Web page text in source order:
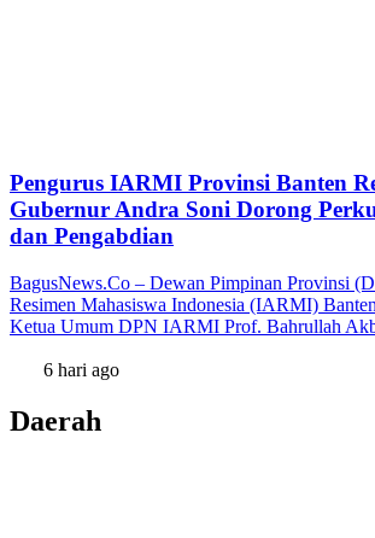
Pengurus IARMI Provinsi Banten
Gubernur Andra Soni Dorong
dan Pengabdian
BagusNews.Co – Dewan Pimpinan Provinsi
Resimen Mahasiswa Indonesia (IARMI)
Ketua Umum DPN IARMI Prof. Bahrullah
6 hari ago
Daerah